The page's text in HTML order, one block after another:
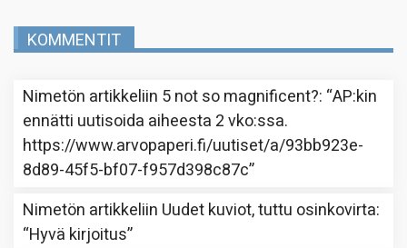
KOMMENTIT
Nimetön artikkeliin 5 not so magnificent?: “AP:kin
ennätti uutisoida aiheesta 2 vko:ssa.
https://www.arvopaperi.fi/uutiset/a/93bb923e-
8d89-45f5-bf07-f957d398c87c”
Nimetön artikkeliin Uudet kuviot, tuttu osinkovirta:
“Hyvä kirjoitus”